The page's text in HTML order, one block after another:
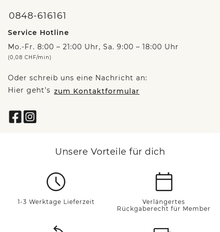
0848-616161
Service Hotline
Mo.-Fr. 8:00 – 21:00 Uhr, Sa. 9:00 – 18:00 Uhr
(0,08 CHF/min)
Oder schreib uns eine Nachricht an:
Hier geht’s zum Kontaktformular
Unsere Vorteile für dich
1-3 Werktage Lieferzeit
Verlängertes
Rückgaberecht für Member